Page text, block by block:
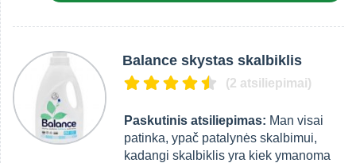
Balance skystas skalbiklis
(2 atsiliepimai)
Paskutinis atsiliepimas: Man visai
patinka, ypač patalynės skalbimui,
kadangi skalbiklis yra kiek ymanoma